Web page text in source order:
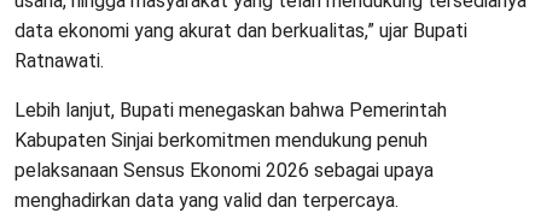
data ekonomi yang akurat dan berkualitas,” ujar Bupati
Ratnawati.
Lebih lanjut, Bupati menegaskan bahwa Pemerintah
Kabupaten Sinjai berkomitmen mendukung penuh
pelaksanaan Sensus Ekonomi 2026 sebagai upaya
menghadirkan data yang valid dan terpercaya.